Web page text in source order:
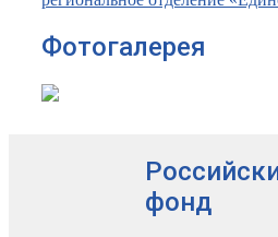
Фотогалерея
фонд